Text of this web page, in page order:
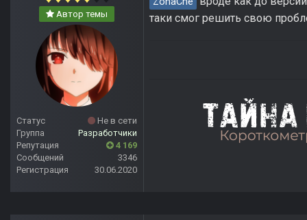
Автор темы
Статус
Не в сети
Группа
Разработчики
Репутация
4 169
Сообщений
3346
Регистрация
30.06.2020
таки смог решить свою